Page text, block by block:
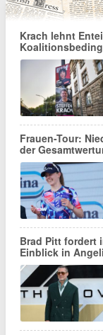
Krach lehnt
Frauen-Tour:
der
Brad Pitt fordert
Einblick in